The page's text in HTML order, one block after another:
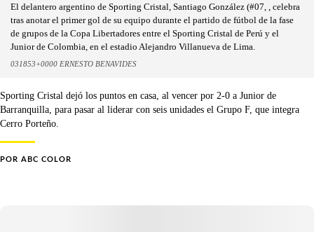
El delantero argentino de Sporting Cristal, Santiago González (#07, , celebra
tras anotar el primer gol de su equipo durante el partido de fútbol de la fase
de grupos de la Copa Libertadores entre el Sporting Cristal de Perú y el
Junior de Colombia, en el estadio Alejandro Villanueva de Lima.
031853+0000 ERNESTO BENAVIDES
Sporting Cristal dejó los puntos en casa, al vencer por 2-0 a Junior de
Barranquilla, para pasar al liderar con seis unidades el Grupo F, que integra
Cerro Porteño.
POR ABC COLOR